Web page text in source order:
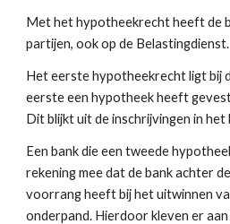
Met het hypotheekrecht heeft de
partijen, ook op de Belastingdienst.
Het eerste hypotheekrecht ligt bij
eerste een hypotheek heeft
Dit blijkt uit de inschrijvingen in
Een bank die een tweede
rekening mee dat de bank achter
voorrang heeft bij het uitwinnen
onderpand. Hierdoor kleven er